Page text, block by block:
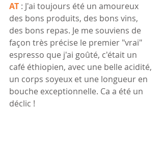
AT : J'ai toujours été un amoureux
des bons produits, des bons vins,
des bons repas. Je me souviens de
façon très précise le premier "vrai"
espresso que j'ai goûté, c'était un
café éthiopien, avec une belle acidité,
un corps soyeux et une longueur en
bouche exceptionnelle. Ca a été un
déclic !